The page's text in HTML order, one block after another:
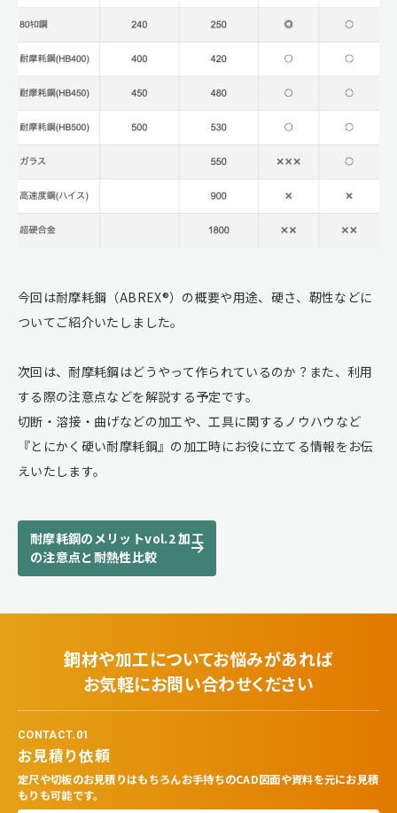
今回は耐摩耗鋼（ABREX®︎）の概要や用途、硬さ、靭性などに
ついてご紹介いたしました。
次回は、耐摩耗鋼はどうやって作られているのか？また、利用
する際の注意点などを解説する予定です。
切断・溶接・曲げなどの加工や、工具に関するノウハウなど
『とにかく硬い耐摩耗鋼』の加工時にお役に立てる情報をお伝
えいたします。
耐摩耗鋼のメリットvol.2 加工
の注意点と耐熱性比較
鋼材や加工についてお悩みがあれば
お気軽にお問い合わせください
CONTACT.01
お見積り依頼
定尺や切板のお見積りはもちろんお手持ちのCAD図面や資料を元にお見積
もりも可能です。